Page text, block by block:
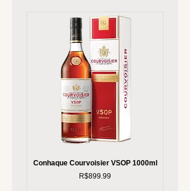
Conhaque Courvoisier VSOP 1000ml
Price
R$899.99